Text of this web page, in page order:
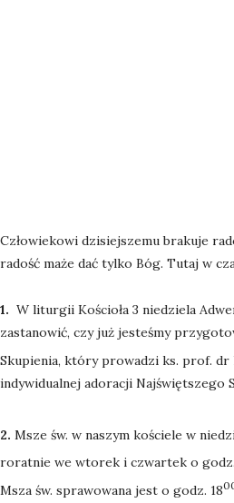
Człowiekowi dzisiejszemu brakuje
radość maże dać tylko Bóg. Tutaj w
1. W liturgii Kościoła 3 niedziela
zastanowić, czy już jesteśmy
Skupienia, który prowadzi ks. prof. dr
indywidualnej adoracji Najświętszego
2. Msze św. w naszym kościele w
roratnie we wtorek i czwartek o
Msza św. sprawowana jest o godz. 18